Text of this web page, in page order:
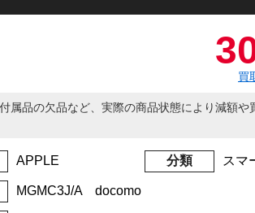
買
属品の欠品など、実際の商品状態により減額
APPLE 分類 スマ
MGMC3J/A docomo